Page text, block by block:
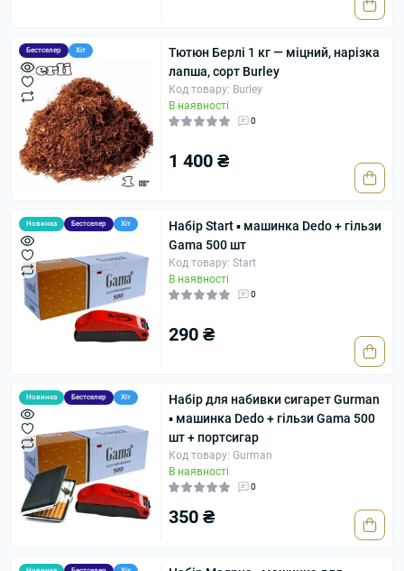
Бестселер Хіт
Тютюн Берлі 1 кг — міцний, нарізка
лапша, сорт Burley
Код товару: Burley
В наявності
0
1 400 ₴
Новинка Бестселер Хіт
Набір Start ▪ машинка Dedo + гільзи
Gama 500 шт
Код товару: Start
В наявності
0
290 ₴
Новинка Бестселер Хіт
Набір для набивки сигарет Gurman
▪ машинка Dedo + гільзи Gama 500
шт + портсигар
Код товару: Gurman
В наявності
0
350 ₴